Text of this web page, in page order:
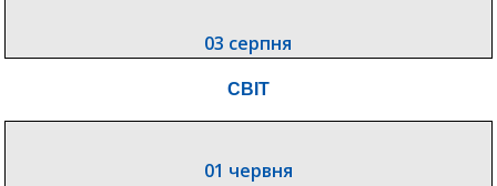
03 серпня
Романько розширює програму відпочинку дітей із
СВІТ
01 червня